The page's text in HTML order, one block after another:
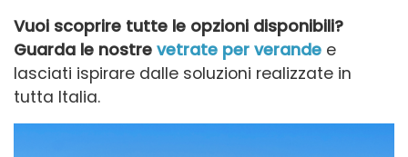
Vuoi scoprire tutte le opzioni disponibili?
Guarda le nostre vetrate per verande e
lasciati ispirare dalle soluzioni realizzate in
tutta Italia.